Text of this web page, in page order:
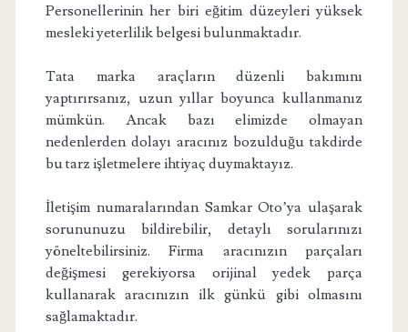
Personellerinin her biri eğitim düzeyleri yüksek
mesleki yeterlilik belgesi bulunmaktadır.
Tata marka araçların düzenli bakımını
yaptırırsanız, uzun yıllar boyunca kullanmanız
mümkün. Ancak bazı elimizde olmayan
nedenlerden dolayı aracınız bozulduğu takdirde
bu tarz işletmelere ihtiyaç duymaktayız.
İletişim numaralarından Samkar Oto’ya ulaşarak
sorununuzu bildirebilir, detaylı sorularınızı
yöneltebilirsiniz. Firma aracınızın parçaları
değişmesi gerekiyorsa orijinal yedek parça
kullanarak aracınızın ilk günkü gibi olmasını
sağlamaktadır.